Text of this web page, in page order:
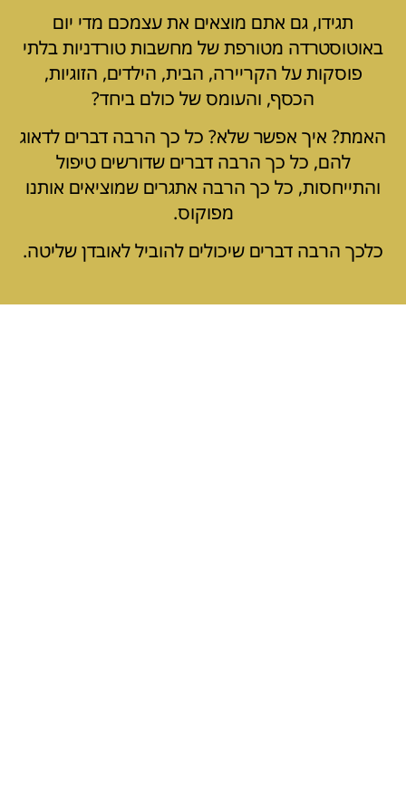
תגידו, גם אתם מוצאים את עצמכם מדי יום
באוטוסטרדה מטורפת של מחשבות טורדניות בלתי
פוסקות על הקריירה, הבית, הילדים, הזוגיות,
הכסף, והעומס של כולם ביחד?
האמת? איך אפשר שלא? כל כך הרבה דברים לדאוג
להם, כל כך הרבה דברים שדורשים טיפול
והתייחסות, כל כך הרבה אתגרים שמוציאים אותנו
מפוקוס.
כלכך הרבה דברים שיכולים להוביל לאובדן שליטה.